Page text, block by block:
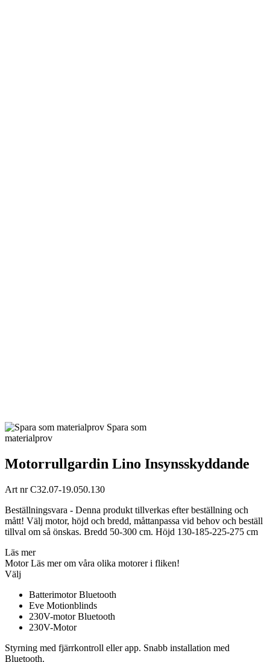
Spara som
materialprov
Motorrullgardin Lino Insynsskyddande
Art nrC32.07-19.050.130
Beställningsvara - Denna produkt tillverkas efter beställning och
mått! Välj motor, höjd och bredd, måttanpassa vid behov och beställ
tillval om så önskas. Bredd 50-300 cm. Höjd 130-185-225-275 cm
Läs mer
Motor Läs mer om våra olika motorer i fliken!
Välj
Batterimotor Bluetooth
Eve Motionblinds
230V-motor Bluetooth
230V-Motor
Styrning med fjärrkontroll eller app. Snabb installation med
Bluetooth.